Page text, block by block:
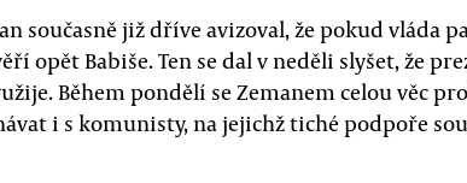
současně již dříve avizoval, že pokud vláda
opět Babiše. Ten se dal v neděli slyšet, že
Během pondělí se Zemanem celou věc
i s komunisty, na jejichž tiché podpoře